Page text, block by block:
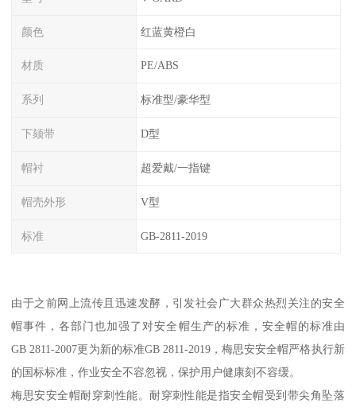
颜色 红蓝黄橙白
材质 PE/ABS
系列 标准型/豪华型
下颏带 D型
帽衬 超爱戴/一指键
帽壳外形 V型
标准 GB-2811-2019
由于之前网上流传且迅速发酵，引发社会广大群众热烈关注的安全
帽事件，各部门也加强了对安全帽生产的标准，安全帽的标准由
GB 2811-2007更为新的标准GB 2811-2019，梅思安安全帽严格执行新
的国标标准，作业安全不容忽视，保护用户健康刻不容缓。
梅思安安全帽耐穿刺性能。耐穿刺性能是指安全帽受到带尖角坠落